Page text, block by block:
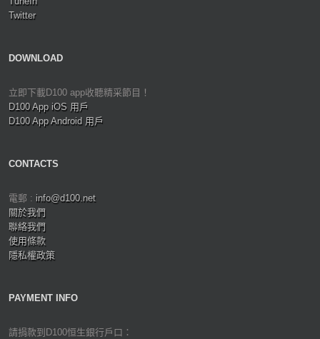
Twitter
DOWNLOAD
立即下載D100 app收聽精采節目！
D100 App iOS 用戶
D100 App Android 用戶
CONTACTS
電郵 : info@d100.net
關於我們
聯絡我們
使用條款
隱私權政策
PAYMENT INFO
請捐款到D100恒生銀行戶口：